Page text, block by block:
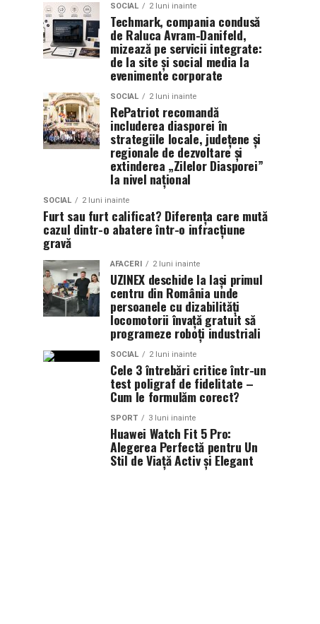
SOCIAL 2 luni inainte
Techmark, compania condusă
de Raluca Avram-Danifeld,
mizează pe servicii integrate:
de la site și social media la
evenimente corporate
SOCIAL 2 luni inainte
RePatriot recomandă
includerea diasporei în
strategiile locale, județene și
regionale de dezvoltare și
extinderea „Zilelor Diasporei”
la nivel național
SOCIAL 2 luni inainte
Furt sau furt calificat? Diferența care mută
cazul dintr-o abatere într-o infracțiune
gravă
AFACERI 2 luni inainte
UZINEX deschide la Iași primul
centru din România unde
persoanele cu dizabilități
locomotorii învață gratuit să
programeze roboți industriali
SOCIAL 2 luni inainte
Cele 3 întrebări critice într-un
test poligraf de fidelitate –
Cum le formulăm corect?
SPORT 3 luni inainte
Huawei Watch Fit 5 Pro:
Alegerea Perfectă pentru Un
Stil de Viață Activ și Elegant